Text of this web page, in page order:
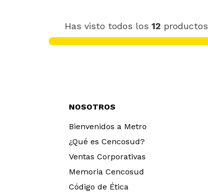
Has visto todos los 12 productos
NOSOTROS
Bienvenidos a Metro
¿Qué es Cencosud?
Ventas Corporativas
Memoria Cencosud
Código de Ética